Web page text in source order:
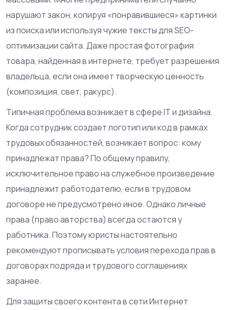
нарушают закон, копируя «понравившиеся» картинки
из поиска или используя чужие тексты для SEO-
оптимизации сайта. Даже простая фотография
товара, найденная в интернете, требует разрешения
владельца, если она имеет творческую ценность
(композиция, свет, ракурс).
Типичная проблема возникает в сфере IT и дизайна.
Когда сотрудник создает логотип или код в рамках
трудовых обязанностей, возникает вопрос: кому
принадлежат права? По общему правилу,
исключительное право на служебное произведение
принадлежит работодателю, если в трудовом
договоре не предусмотрено иное. Однако личные
права (право авторства) всегда остаются у
работника. Поэтому юристы настоятельно
рекомендуют прописывать условия перехода прав в
договорах подряда и трудового соглашениях
заранее.
Для защиты своего контента в сети Интернет